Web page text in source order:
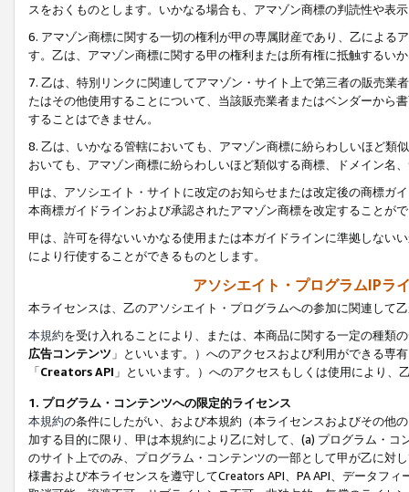
スをおくものとします。いかなる場合も、アマゾン商標の判読性や表
6. アマゾン商標に関する一切の権利が甲の専属財産であり、乙による
す。乙は、アマゾン商標に関する甲の権利または所有権に抵触するい
7. 乙は、特別リンクに関連してアマゾン・サイト上で第三者の販売
たはその他使用することについて、当該販売業者またはベンダーから
することはできません。
8. 乙は、いかなる管轄においても、アマゾン商標に紛らわしいほど類
おいても、アマゾン商標に紛らわしいほど類似する商標、ドメイン名
甲は、アソシエイト・サイトに改定のお知らせまたは改定後の商標ガ
本商標ガイドラインおよび承認されたアマゾン商標を改定することが
甲は、許可を得ないいかなる使用または本ガイドラインに準拠しない
により行使することができるものとします。
アソシエイト・プログラムIPラ
本ライセンスは、乙のアソシエイト・プログラムへの参加に関連して
本規約を受け入れることにより、または、本商品に関する一定の種類
広告コンテンツ 」といいます。）へのアクセスおよび利用ができる専
「Creators API 」といいます。）へのアクセスもしくは使用により
1. プログラム・コンテンツへの限定的ライセンス
本規約の条件にしたがい、および本規約（本ライセンスおよびその他
加する目的に限り、甲は本規約により乙に対して、(a) プログラム・
のサイト上でのみ、プログラム・コンテンツの一部として甲が乙に対
様書および本ライセンスを遵守してCreators API、PA API、データフ